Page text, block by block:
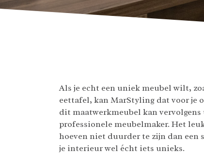
Als je echt een uniek meubel wilt,
eettafel, kan MarStyling dat voor je
dit maatwerkmeubel kan
professionele meubelmaker. Het
hoeven niet duurder te zijn dan een
je interieur wel écht iets unieks.